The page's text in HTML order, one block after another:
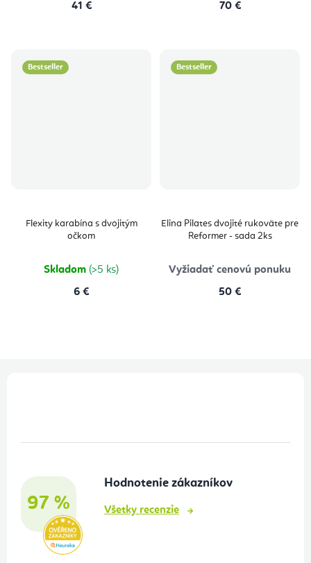
41 €
70 €
Bestseller
Flexity karabína s dvojitým
očkom
Skladom (>5 ks)
6 €
Bestseller
Elina Pilates dvojité rukoväte pre
Reformer - sada 2ks
Vyžiadať cenovú ponuku
50 €
97 %
Hodnotenie zákazníkov
Všetky recenzie